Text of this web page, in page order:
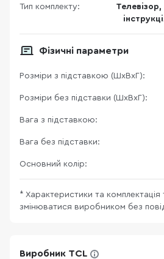
Тип комплекту:
Фізичні параметри
Розміри з підставкою (ШхВхГ):
Розміри без підставки (ШхВхГ):
Вага з підставкою:
Вага без підставки:
Основний колір:
* Характеристики та
змінюватися виробником без
Виробник TCL